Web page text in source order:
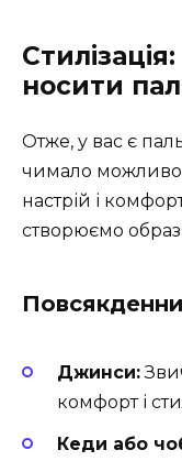
носити
Отже, у вас є
чимало
настрій і
створюємо
Джинси:
комфорт і
Кеди або